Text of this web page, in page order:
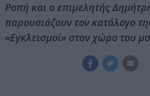
Ροπή και ο επιμελητής
παρουσιάζουν τον κατάλογο
«Εγκλεισμοί» στον χώρο του